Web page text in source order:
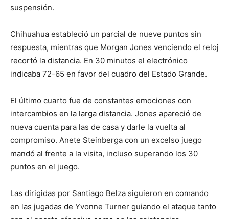
suspensión.
Chihuahua estableció un parcial de nueve puntos sin
respuesta, mientras que Morgan Jones venciendo el reloj
recortó la distancia. En 30 minutos el electrónico
indicaba 72-65 en favor del cuadro del Estado Grande.
El último cuarto fue de constantes emociones con
intercambios en la larga distancia. Jones apareció de
nueva cuenta para las de casa y darle la vuelta al
compromiso. Anete Steinberga con un excelso juego
mandó al frente a la visita, incluso superando los 30
puntos en el juego.
Las dirigidas por Santiago Belza siguieron en comando
en las jugadas de Yvonne Turner guiando el ataque tanto